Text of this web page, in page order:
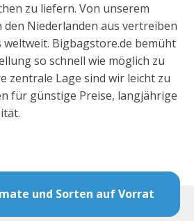
zu liefern. Von unserem
Niederlanden aus vertreiben
Bigbagstore.de bemüht
so schnell wie möglich zu
zentrale Lage sind wir leicht zu
für günstige Preise, langjährige
und Sorten auf Vorrat